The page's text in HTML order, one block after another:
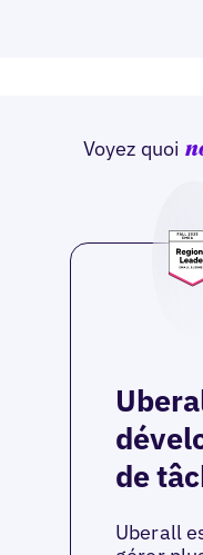
Voyez quoi
de
Uberall